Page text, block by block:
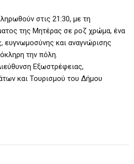
στις 21:30, με τη
της Μητέρας σε ροζ χρώμα, ένα
ευγνωμοσύνης και αναγνώρισης
την πόλη.
Εξωστρέφειας,
και Τουρισμού του Δήμου